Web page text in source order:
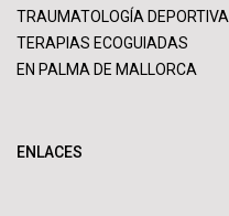
TRAUMATOLOGÍA DEPORTIVA
TERAPIAS ECOGUIADAS
EN PALMA DE MALLORCA
ENLACES